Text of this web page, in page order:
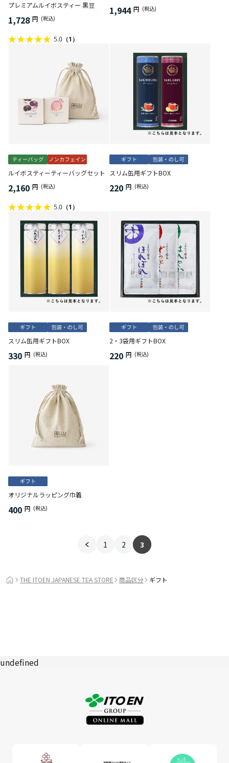
プレミアムルイボスティー 黒豆
1,728 円 (税込)
5.0 （1）
1,944 円 (税込)
ルイボスティーティーバッグセット
2,160 円 (税込)
5.0 （1）
スリム缶用ギフトBOX
220 円 (税込)
スリム缶用ギフトBOX
330 円 (税込)
2・3袋用ギフトBOX
220 円 (税込)
オリジナルラッピング巾着
400 円 (税込)
1 2 3
THE ITOEN JAPANESE TEA STORE 商品区分 ギフト
undefined